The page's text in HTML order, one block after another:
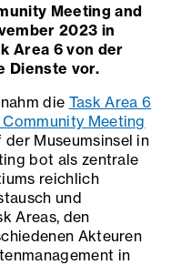
Meeting and
2023 in
Area 6 von der
Dienste vor.
die Task Area 6
Meeting
der Museumsinsel in
bot als zentrale
reichlich
und
Areas, den
Akteuren
in